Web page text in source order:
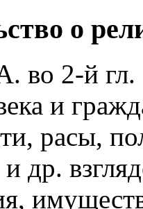
о
во 2-й гл.
и
расы,
др.